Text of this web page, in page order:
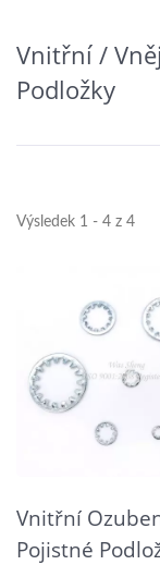
Vnitřní /
Podložky
Výsledek 1 - 4 z 4
Vnitřní
Pojistné